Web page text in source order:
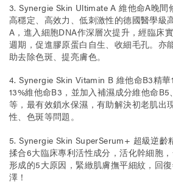
3. Synergie Skin Ultimate A 維他命A晚間
高穩定、高效力、低刺激性的德國醫學級
A，進入細胞DNA作深層次提升，經臨床
週期，促進膠原蛋白自生、收細毛孔。亦
助去除色斑、提亮膚色。
4. Synergie Skin Vitamin B 維他命B3精華
13%維他命B3，並加入補濕成分維他命
等，最有效鎖水保濕，有助解決初老肌出
性、色斑等問題。
5. Synergie Skin SuperSerum+ 超級逆齡
揉合6大臨床專利活性成分，活化幹細胞
形成的5大原因，緊緻肌膚撫平細紋，回
澤！